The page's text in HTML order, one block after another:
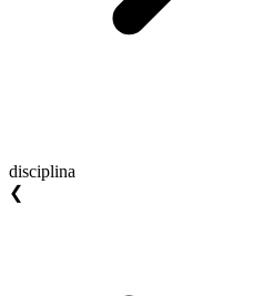
disciplina
❮